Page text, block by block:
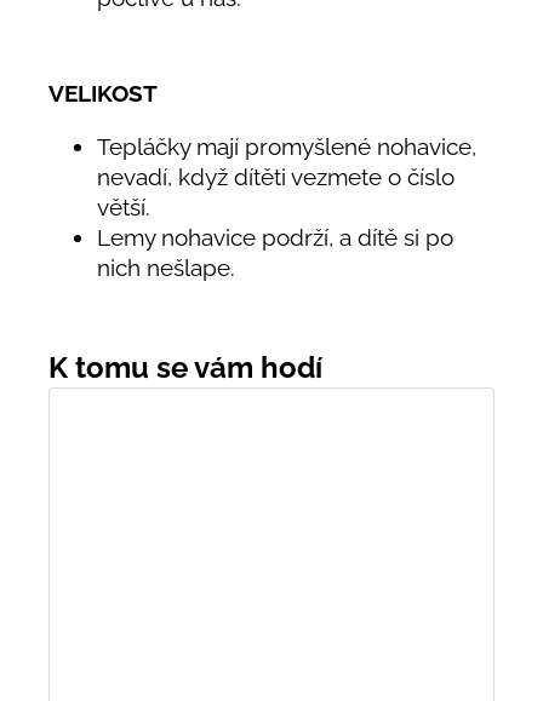
VELIKOST
Tepláčky mají promyšlené nohavice,
nevadí, když dítěti vezmete o číslo
větší.
Lemy nohavice podrží, a dítě si po
nich nešlape.